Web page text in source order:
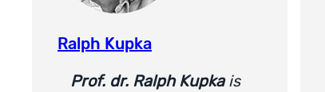
Ralph Kupka
Prof. dr. Ralph Kupkais